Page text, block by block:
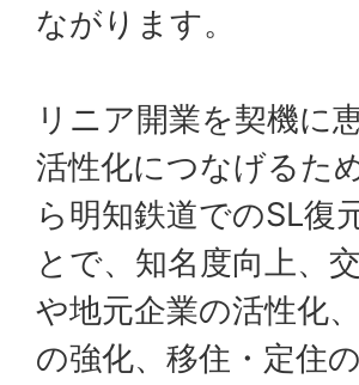
ながります。
リニア開業を契機に
活性化につなげるた
ら明知鉄道でのSL復
とで、知名度向上、
や地元企業の活性化
の強化、移住・定住